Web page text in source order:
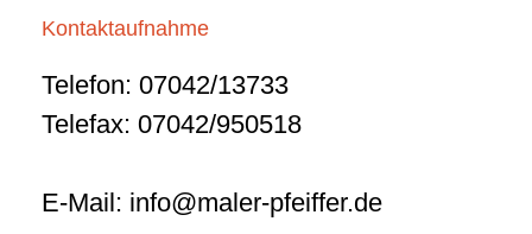
Kontaktaufnahme
Telefon: 07042/13733
Telefax: 07042/950518
E-Mail: info@maler-pfeiffer.de